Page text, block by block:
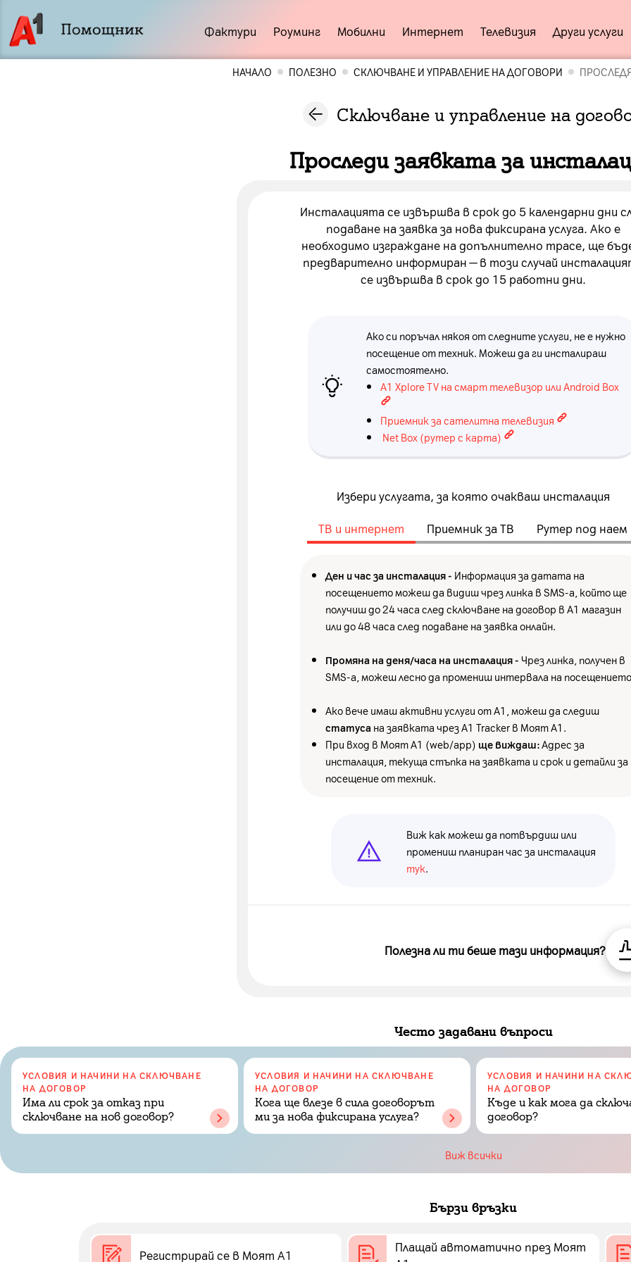
Фактури Роуминг Мобилни Интернет Телевизия Други услуги
НАЧАЛО ПОЛЕЗНО СКЛЮЧВАНЕ И УПРАВЛЕНИЕ НА ДОГОВОРИ
Сключване и управление на
Проследи заявката за
Инсталацията се извършва в срок до 5 календарни дни
подаване на заявка за нова фиксирана услуга. Ако е
необходимо изграждане на допълнително трасе, ще
предварително информиран — в този случай
се извършва в срок до 15 работни дни.
Ако си поръчал някоя от следните услуги, не е нужно
посещение от техник. Можеш да ги инсталираш
самостоятелно.
A1 Xplore TV на смарт телевизор или Android Box
Приемник за сателитна телевизия
Net Box (рутер с карта)
Избери услугата, за която очакваш инсталация
ТВ и интернет Приемник за ТВ Рутер под наем
Ден и час за инсталация - Информация за датата на
посещението можеш да видиш чрез линка в SMS-а, който ще
получиш до 24 часa след сключване на договор в A1 магазин
или до 48 часа след подаване на заявка онлайн.
Промяна на деня/часа на инсталация - Чрез линка, получен в
SMS-а, можеш лесно да промениш интервала на
Ако вече имаш активни услуги от A1, можеш да следиш
статусана заявката чрез A1 Tracker в Моят A1.
При вход в Моят A1 (web/app) ще виждаш:Адрес за
инсталация, текуща стъпка на заявката и срок и детайли за
посещение от техник.
Виж как можеш да потвърдиш или
промениш планиран час за инсталация
тук.
Полезна ли ти беше тази информация?
Често задавани въпроси
УСЛОВИЯ И НАЧИНИ НА СКЛЮЧВАНЕ
НА ДОГОВОР
Има ли срок за отказ при
сключване на нов договор?
УСЛОВИЯ И НАЧИНИ НА СКЛЮЧВАНЕ
НА ДОГОВОР
Кога ще влезе в сила договорът
ми за нова фиксирана услуга?
УСЛОВИЯ И НАЧИНИ НА
НА ДОГОВОР
Къде и как мога да
договор?
Виж всички
Бързи връзки
Регистрирай се в Моят А1
Плащай автоматично през Моят